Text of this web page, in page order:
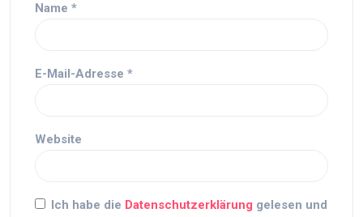
Name *
E-Mail-Adresse *
Website
Ich habe die Datenschutzerklärung gelesen und